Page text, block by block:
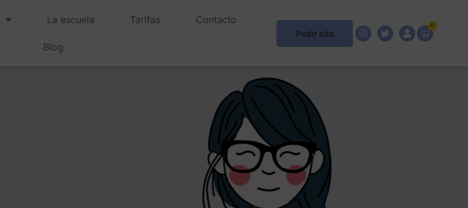
La escuela Tarifas Contacto
Blog
Pedir cita
0